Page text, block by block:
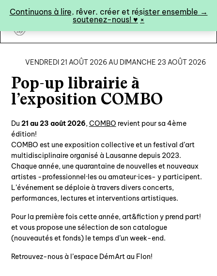
Continuons à lire, rêver, créer et résister ensemble →
soutenez-nous! ♥︎ ×
art&fiction
0
catalogue ↓
catalogue complet
à paraître
éditions de tête
programmes semestriels
agenda
au-delà du livre ↓
VENDREDI 21 AOÛT 2026 AU DIMANCHE 23 AOÛT 2026
Pop-up librairie à
l’exposition COMBO
Du 21 au 23 août 2026,COMBO revient pour sa 4ème
édition!
COMBO est une exposition collective et un festival d’art
multidisciplinaire organisé à Lausanne depuis 2023.
Chaque année, une quarantaine de nouvelles et nouveaux
artistes -professionnel·les ou amateur·ices- y participent.
L’événement se déploie à travers divers concerts,
performances, lectures et interventions artistiques.
Pour la première fois cette année, art&fiction y prend part!
et vous propose une sélection de son catalogue
(nouveautés et fonds) le temps d’un week-end.
Retrouvez-nous à l’espace DémArt au Flon!